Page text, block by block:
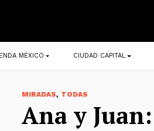
MÉXICO CIUDAD CAPITAL
MIRADAS, TODAS
Ana y